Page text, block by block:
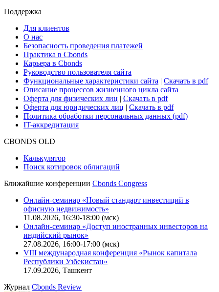
Поддержка
Для клиентов
О нас
Безопасность проведения платежей
Практика в Cbonds
Карьера в Cbonds
Руководство пользователя сайта
Функциональные характеристики сайта | Скачать в pdf
Описание процессов жизненного цикла сайта
Оферта для физических лиц | Скачать в pdf
Оферта для юридических лиц | Скачать в pdf
Политика обработки персональных данных (pdf)
IT-аккредитация
CBONDS OLD
Калькулятор
Поиск котировок облигаций
Ближайшие конференции Cbonds Congress
Онлайн-семинар «Новый стандарт инвестиций в
офисную недвижимость»
11.08.2026, 16:30-18:00 (мск)
Онлайн-семинар «Доступ иностранных инвесторов на
индийский рынок»
27.08.2026, 16:00-17:00 (мск)
VIII международная конференция «Рынок капитала
Республики Узбекистан»
17.09.2026, Ташкент
Журнал Cbonds Review